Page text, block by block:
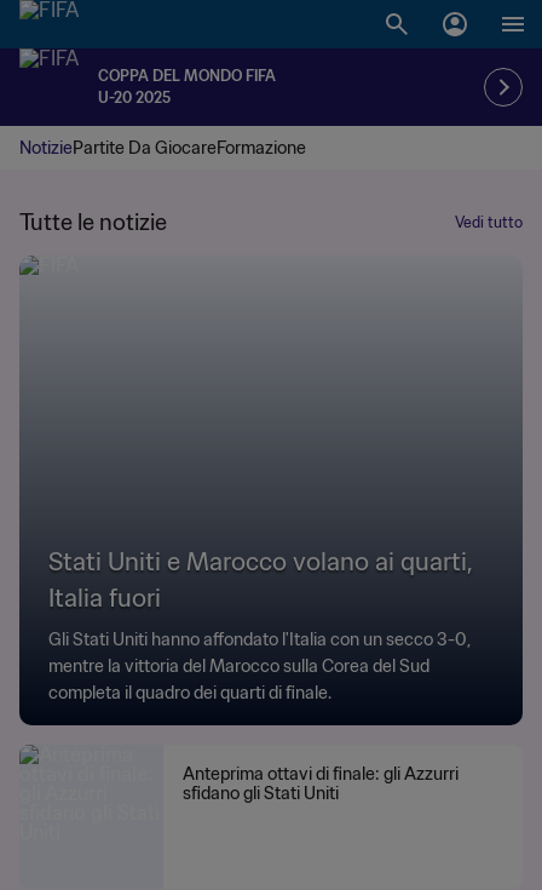
COPPA DEL MONDO FIFA
U-20 2025
NotiziePartite Da GiocareFormazione
Tutte le notizie Vedi tutto
Stati Uniti e Marocco volano ai quarti,
Italia fuori
Gli Stati Uniti hanno affondato l'Italia con un secco 3-0,
mentre la vittoria del Marocco sulla Corea del Sud
completa il quadro dei quarti di finale.
Anteprima ottavi di finale: gli Azzurri
sfidano gli Stati Uniti